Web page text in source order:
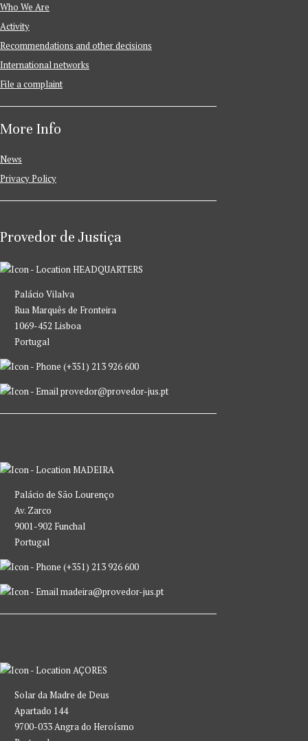
Who We Are
Activity
Recommendations and other decisions
International networks
File a complaint
More Info
News
Privacy Policy
Provedor de Justiça
HEADQUARTERS
Palácio Vilalva
Rua Marquês de Fronteira
1069-452 Lisboa
Portugal
(+351) 213 926 600
provedor@provedor-jus.pt
MADEIRA
Palácio de São Lourenço
Av. Zarco
9001-902 Funchal
Portugal
(+351) 213 926 600
madeira@provedor-jus.pt
AÇORES
Solar da Madre de Deus
Apartado 144
9700-033 Angra do Heroísmo